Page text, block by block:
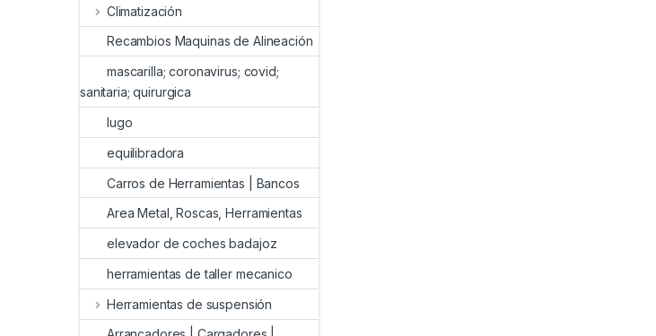
Climatización
Recambios Maquinas de Alineación
mascarilla; coronavirus; covid;
sanitaria; quirurgica
lugo
equilibradora
Carros de Herramientas | Bancos
Area Metal, Roscas, Herramientas
elevador de coches badajoz
herramientas de taller mecanico
Herramientas de suspensión